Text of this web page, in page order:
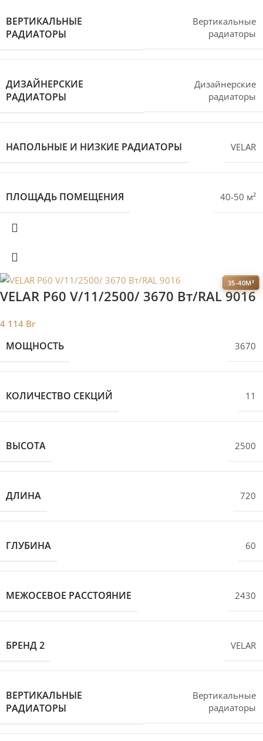
ВЕРТИКАЛЬНЫЕ
РАДИАТОРЫ
Вертикальные
радиаторы
ДИЗАЙНЕРСКИЕ
РАДИАТОРЫ
Дизайнерские
радиаторы
НАПОЛЬНЫЕ И НИЗКИЕ РАДИАТОРЫ VELAR
ПЛОЩАДЬ ПОМЕЩЕНИЯ 40-50 м²
35-40М²
VELAR P60 V/11/2500/ 3670 Bт/RAL 9016
4 114 Br
МОЩНОСТЬ 3670
КОЛИЧЕСТВО СЕКЦИЙ 11
ВЫСОТА 2500
ДЛИНА 720
ГЛУБИНА 60
МЕЖОСЕВОЕ РАССТОЯНИЕ 2430
БРЕНД 2 VELAR
ВЕРТИКАЛЬНЫЕ
РАДИАТОРЫ
Вертикальные
радиаторы